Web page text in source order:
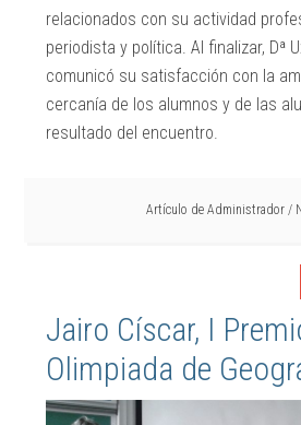
relacionados con su actividad
periodista y política. Al finalizar, Dª
comunicó su satisfacción con la
cercanía de los alumnos y de las
resultado del encuentro.
Artículo de Administrador /
Jairo Císcar, I
Olimpiada de